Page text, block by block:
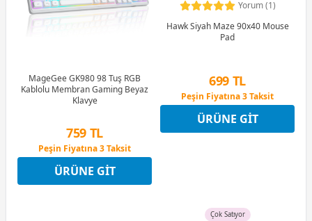
MageGee GK980 98 Tuş RGB
Kablolu Membran Gaming Beyaz
Klavye
759 TL
Peşin Fiyatına 3 Taksit
12 Ay x 89 TL taksitle
Peşin Fiyatına 3 Taksit
ÜRÜNE GIT
Yorum (1)
Hawk Siyah Maze 90x40 Mouse
Pad
699 TL
Peşin Fiyatına 3 Taksit
12 Ay x 82 TL taksitle
Peşin Fiyatına 3 Taksit
ÜRÜNE GIT
Çok Satıyor